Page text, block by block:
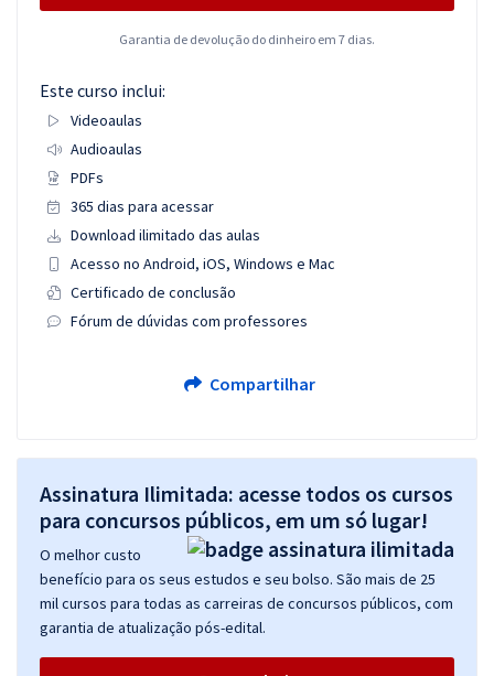
Garantia de devolução do dinheiro em 7 dias.
Este curso inclui:
Videoaulas
Audioaulas
PDFs
365 dias para acessar
Download ilimitado das aulas
Acesso no Android, iOS, Windows e Mac
Certificado de conclusão
Fórum de dúvidas com professores
Compartilhar
Assinatura Ilimitada: acesse todos os cursos
para concursos públicos, em um só lugar!
O melhor custo
benefício para os seus estudos e seu bolso. São mais de 25
mil cursos para todas as carreiras de concursos públicos, com
garantia de atualização pós-edital.